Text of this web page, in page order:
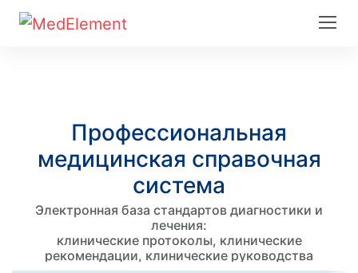
Профессиональная
медицинская справочная
система
Электронная база стандартов диагностики и
лечения:
клинические протоколы, клинические
рекомендации, клинические руководства